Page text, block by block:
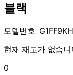
블랙
모델번호:
현재 재고가 없습니
0